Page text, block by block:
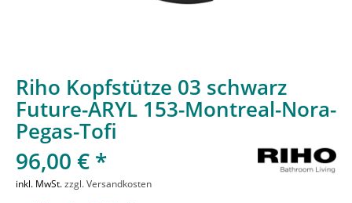
Riho Kopfstütze 03 schwarz
Future-ARYL 153-Montreal-Nora-
Pegas-Tofi
96,00 € *
inkl. MwSt.zzgl. Versandkosten